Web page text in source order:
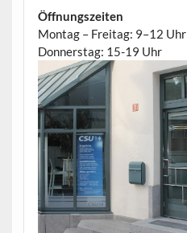
Öffnungszeiten
Montag – Freitag: 9–12 Uhr
Donnerstag: 15-19 Uhr